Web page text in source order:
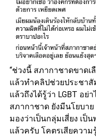
“ช่วงนี้ สภากาชาดขาดเ
แล้วทำคลิปช่วยประชา
แล้วถึงได้รู้ว่า LGBT อย่
สภากาชาด ยังมีนโยบาย
มองว่าเป็นกลุ่มเสี่ยง เ
แล้วครับ โคตรเสียควา